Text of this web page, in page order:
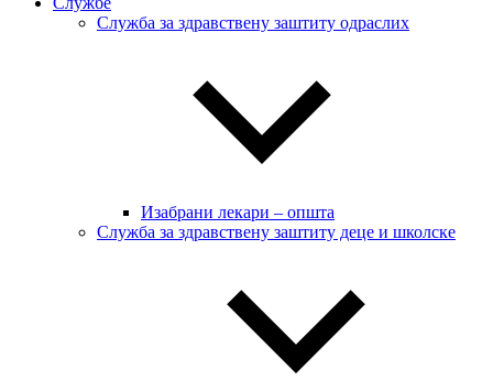
Служба за здравствену заштиту одраслих
Изабрани лекари – општа
Служба за здравствену заштиту деце и школске